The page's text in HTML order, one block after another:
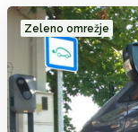
Zeleno omrežje